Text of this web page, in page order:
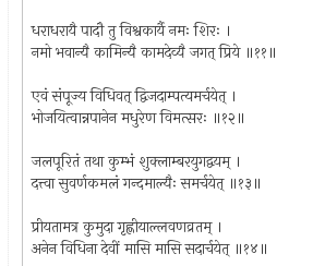
धराधरायै पादौ तु विश्वकार्यै नमः शिरः ।
नमो भवान्यै कामिन्यै कामदेव्यै जगत् प्रिये ॥११॥
एवं संपूज्य विधिवत् द्विजदाम्पत्यमर्चयेत् ।
भोजयित्वान्नपानेन मधुरेण विमत्सरः ॥१२॥
जलपूरितं तथा कुम्भं शुक्लाम्बरयुगद्वयम् ।
दत्त्वा सुवर्णकमलं गन्दमाल्यैः समर्चयेत् ॥१३॥
प्रीयतामत्र कुमुदा गृह्णीयाल्लवणव्रतम् ।
अनेन विधिना देवीं मासि मासि सदार्चयेत् ॥१४॥